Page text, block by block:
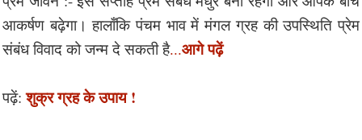
आकर्षण बढ़ेगा। हालाँकि पंचम भाव में मंगल ग्रह की उपस्थिति प्रेम
संबंध विवाद को जन्म दे सकती है...आगे पढ़ें
पढ़ें:शुक्र ग्रह के उपाय !